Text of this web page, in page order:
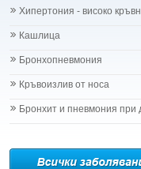
Хипертония - високо
Кашлица
Бронхопневмония
Кръвоизлив от носа
Бронхит и пневмония при